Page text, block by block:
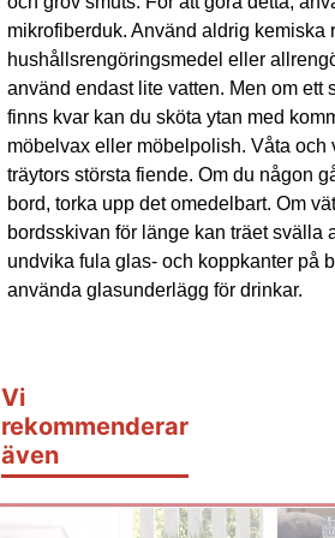
mikrofiberduk. Använd aldrig kemiska
hushållsrengöringsmedel eller
använd endast lite vatten. Men om ett
finns kvar kan du sköta ytan med
möbelvax eller möbelpolish. Våta och
träytors största fiende. Om du någon
bord, torka upp det omedelbart. Om
bordsskivan för länge kan träet svälla
undvika fula glas- och koppkanter på
använda glasunderlägg för drinkar.
Vi
rekommenderar
även